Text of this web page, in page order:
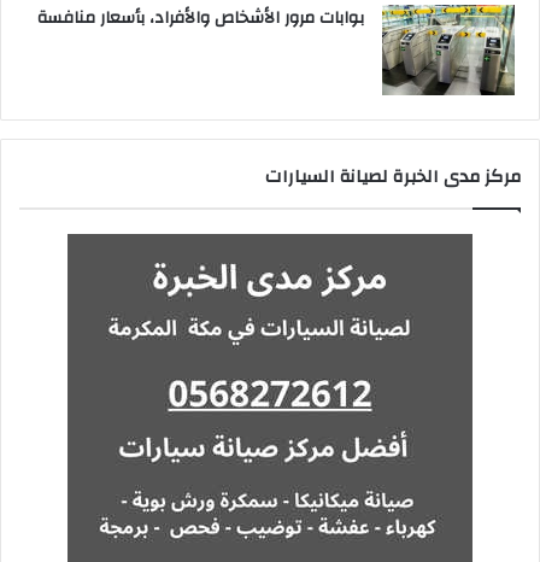
بوابات مرور الأشخاص والأفراد، بأسعار منافسة
مركز مدى الخبرة لصيانة السيارات